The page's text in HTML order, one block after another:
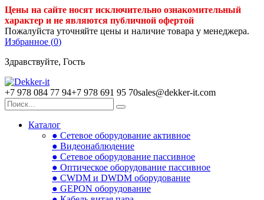
Цены на сайте носят исключительно ознакомительный
характер и не являются публичной офертой
Пожалуйста уточняйте цены и наличие товара у менеджера.
Избранное (0)
Здравствуйте, Гость
+7 978 084 77 94+7 978 691 95 70sales@dekker-it.com
Каталог
● Сетевое оборудование активное
● Видеонаблюдение
● Сетевое оборудование пассивное
● Оптическое оборудование пассивное
● CWDM и DWDM оборудование
● GEPON оборудование